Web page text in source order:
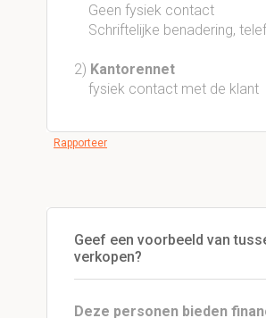
Geen fysiek contact
Schriftelijke benadering,
2) Kantorennet
fysiek contact met de klant
Rapporteer
Geef een voorbeeld van
verkopen?
Deze personen bieden